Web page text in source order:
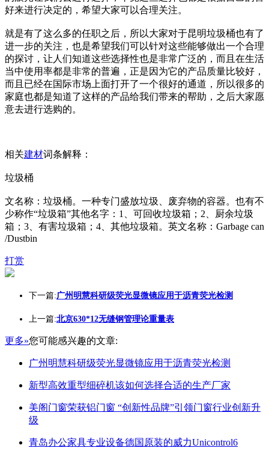
好来进行决定的，希望大家可以合理关注。
就是有了这么多的任职之后，所以大家对于昆明垃圾桶也有了
进一步的关注，也是希望我们可以针对这些能够做出一个合理
的探讨，让人们知道这些选择性也是非常广泛的，而且在生活
当中使用率都是非常的普遍，正是因为它的产品质量比较好，
而且已经在国际市场上面打开了一个很好的通道，所以很多的
家庭也都是知道了这样的产品给我们带来的帮助，之后大家愿
意去进行选购的。
相关建材词条解释：
垃圾桶
文名称：垃圾桶。一种专门盛放垃圾、废弃物的容器。也有不
少称作“垃圾箱”其他名字：1、可回收垃圾箱；2、厨余垃圾
箱；3、有害垃圾箱；4、其他垃圾箱。英文名称：Garbage can
/Dustbin
打赏
下一篇:广州明慧科研级荧光显微镜应用于沥青荧光检测
上一篇:北京630*12无缝钢管理论重量表
更多»您可能感兴趣的文章:
广州明慧科研级荧光显微镜应用于沥青荧光检测
新型高效重型细碎机该如何选择合适的生产厂家
美阁门窗荣获铝门窗 “创新性品牌”引领门窗行业创新升
级
青岛办公家具专业设备德国原装的威力Unicontrol6